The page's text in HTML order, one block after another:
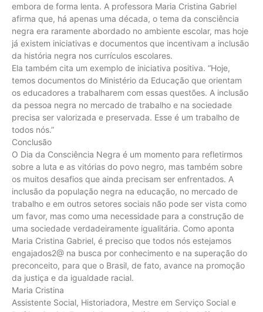
embora de forma lenta. A professora Maria Cristina Gabriel
afirma que, há apenas uma década, o tema da consciência
negra era raramente abordado no ambiente escolar, mas hoje
já existem iniciativas e documentos que incentivam a inclusão
da história negra nos currículos escolares.
Ela também cita um exemplo de iniciativa positiva. “Hoje,
temos documentos do Ministério da Educação que orientam
os educadores a trabalharem com essas questões. A inclusão
da pessoa negra no mercado de trabalho e na sociedade
precisa ser valorizada e preservada. Esse é um trabalho de
todos nós.”
Conclusão
O Dia da Consciência Negra é um momento para refletirmos
sobre a luta e as vitórias do povo negro, mas também sobre
os muitos desafios que ainda precisam ser enfrentados. A
inclusão da população negra na educação, no mercado de
trabalho e em outros setores sociais não pode ser vista como
um favor, mas como uma necessidade para a construção de
uma sociedade verdadeiramente igualitária. Como aponta
Maria Cristina Gabriel, é preciso que todos nós estejamos
engajados2@ na busca por conhecimento e na superação do
preconceito, para que o Brasil, de fato, avance na promoção
da justiça e da igualdade racial.
Maria Cristina
Assistente Social, Historiadora, Mestre em Serviço Social e